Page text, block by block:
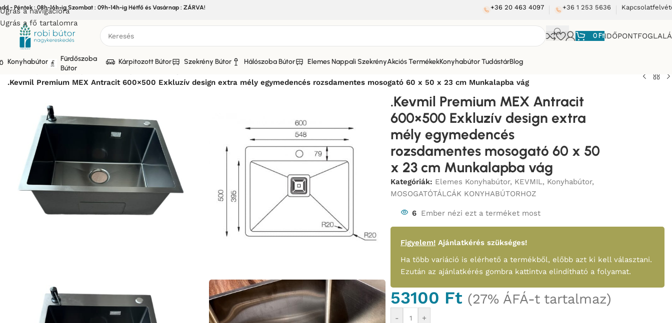
Ugrás a navigációra
Ugrás a fő tartalomra
- Péntek : 08h-16h-ig Szombat : 09h-14h-ig Hétfő és Vasárnap : ZÁRVA! +36 20 463 4097 +36 1 253 5636
0Ft
Konyhabútor
Fürdőszoba
Bútor
Kárpitozott Bútor Szekrény Bútor Hálószoba Bútor Elemes Nappali SzekrényAkciós TermékekKonyhabútor TudástárBlog
Bútor/Konyhabútor
.Kevmil Premium MEX Antracit 600×500 Exkluzív design extra mély egymedencés rozsdamentes mosogató 60 x 50 x 23 cm Munkalapba vág
.Kevmil Premium MEX Antracit
600×500 Exkluzív design extra
mély egymedencés
rozsdamentes mosogató 60 x 50
x 23 cm Munkalapba vág
Kategóriák: Elemes Konyhabútor, KEVMIL, Konyhabútor,
MOSOGATÓTÁLCÁK KONYHABÚTORHOZ
6 Ember nézi ezt a terméket most
Figyelem! Ajánlatkérés szükséges!
Ha több variáció is elérhető a termékből, előbb azt ki kell választani.
Ezután az ajánlatkérés gombra kattintva elindítható a folyamat.
53100 Ft (27% ÁFÁ-t tartalmaz)
- +